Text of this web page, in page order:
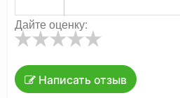
Дайте оценку:
Написать отзыв